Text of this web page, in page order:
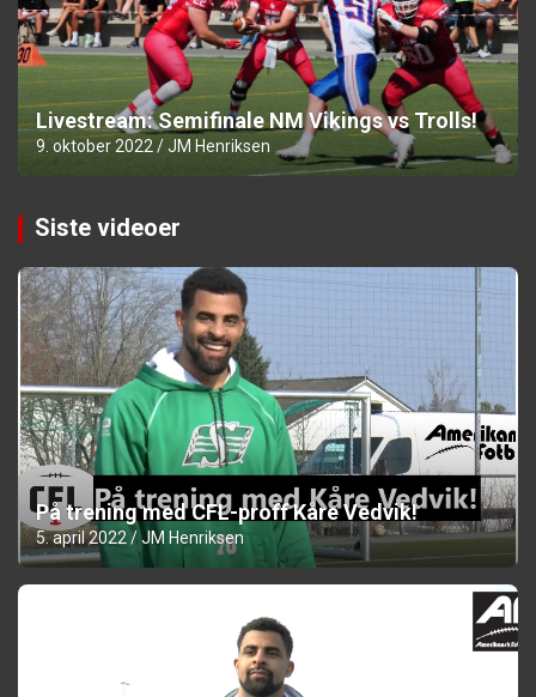
Livestream: Semifinale NM Vikings vs Trolls!
9. oktober 2022 JM Henriksen
Siste videoer
På trening med CFL-proff Kåre Vedvik!
5. april 2022 JM Henriksen